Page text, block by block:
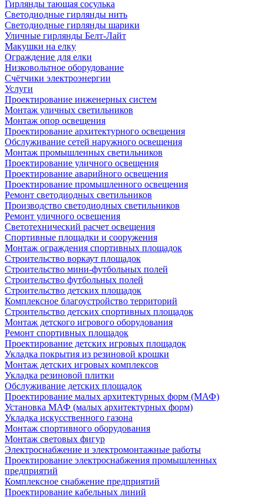
Гирлянды тающая сосулька
Светодиодные гирлянды нить
Светодиодные гирлянды шарики
Уличные гирлянды Белт-Лайт
Макушки на елку
Ограждение для елки
Низковольтное оборудование
Счётчики электроэнергии
Услуги
Проектирование инженерных систем
Монтаж уличных светильников
Монтаж опор освещения
Проектирование архитектурного освещения
Обслуживание сетей наружного освещения
Монтаж промышленных светильников
Проектирование уличного освещения
Проектирование аварийного освещения
Проектирование промышленного освещения
Ремонт светодиодных светильников
Производство светодиодных светильников
Ремонт уличного освещения
Светотехнический расчет освещения
Спортивные площадки и сооружения
Монтаж ограждения спортивных площадок
Строительство воркаут площадок
Строительство мини-футбольных полей
Строительство футбольных полей
Строительство детских площадок
Комплексное благоустройство территорий
Строительство детских спортивных площадок
Монтаж детского игрового оборудования
Ремонт спортивных площадок
Проектирование детских игровых площадок
Укладка покрытия из резиновой крошки
Монтаж детских игровых комплексов
Укладка резиновой плитки
Обслуживание детских площадок
Проектирование малых архитектурных форм (МАФ)
Установка МАФ (малых архитектурных форм)
Укладка искусственного газона
Монтаж спортивного оборудования
Монтаж световых фигур
Электроснабжение и электромонтажные работы
Проектирование электроснабжения промышленных
предприятий
Комплексное снабжение предприятий
Проектирование кабельных линий